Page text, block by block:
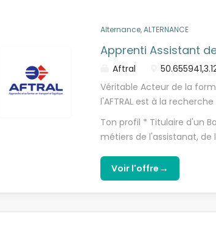
pratique directe au sein
l'activité...
groupe AFTRAL, en CDI
Alternance, ALTERNANCE
Apprenti Assistant
Aftral
Véritable Acteur de la
l'AFTRAL est à la
vous ! Venez rejoindre
et stimulant. Dans le
tant que collaborateur en
distanciel avec le centre
Ton profil * Titulaire d'un
métiers de l'assistanat,
relationnel et esprit
nous rejoindre ? * Une
reconnu * Un
parcours * Une formation
Voir l'offre →